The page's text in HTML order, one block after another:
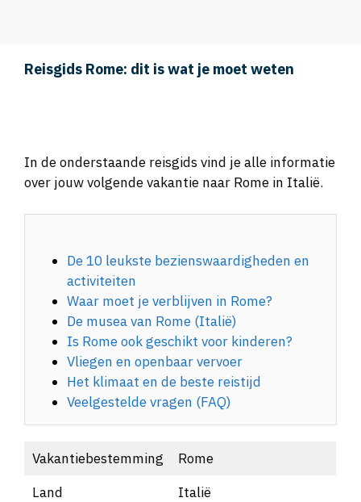
Reisgids Rome: dit is wat je moet weten
In de onderstaande reisgids vind je alle informatie
over jouw volgende vakantie naar Rome in Italië.
De 10 leukste bezienswaardigheden en
activiteiten
Waar moet je verblijven in Rome?
De musea van Rome (Italië)
Is Rome ook geschikt voor kinderen?
Vliegen en openbaar vervoer
Het klimaat en de beste reistijd
Veelgestelde vragen (FAQ)
Vakantiebestemming
Rome
Land
Italië